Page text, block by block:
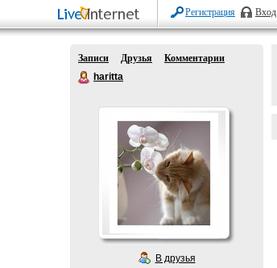
Регистрация Вход
Записи Друзья
Комментарии
haritta
В друзья